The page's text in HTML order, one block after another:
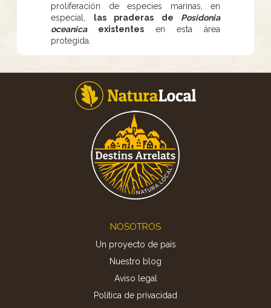
proliferación de especies marinas, en
especial,
las praderas de Posidonia
oceanicaexistentes en esta área
protegida.
NOSOTROS
Un proyecto de país
Nuestro blog
Aviso legal
Política de privacidad